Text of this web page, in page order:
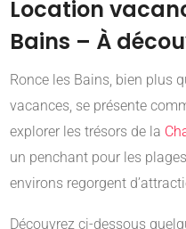
Location
Bains – À
Ronce les Bains, bien plus
vacances, se présente
explorer les trésors de la
un penchant pour les
environs regorgent
Découvrez ci-dessous